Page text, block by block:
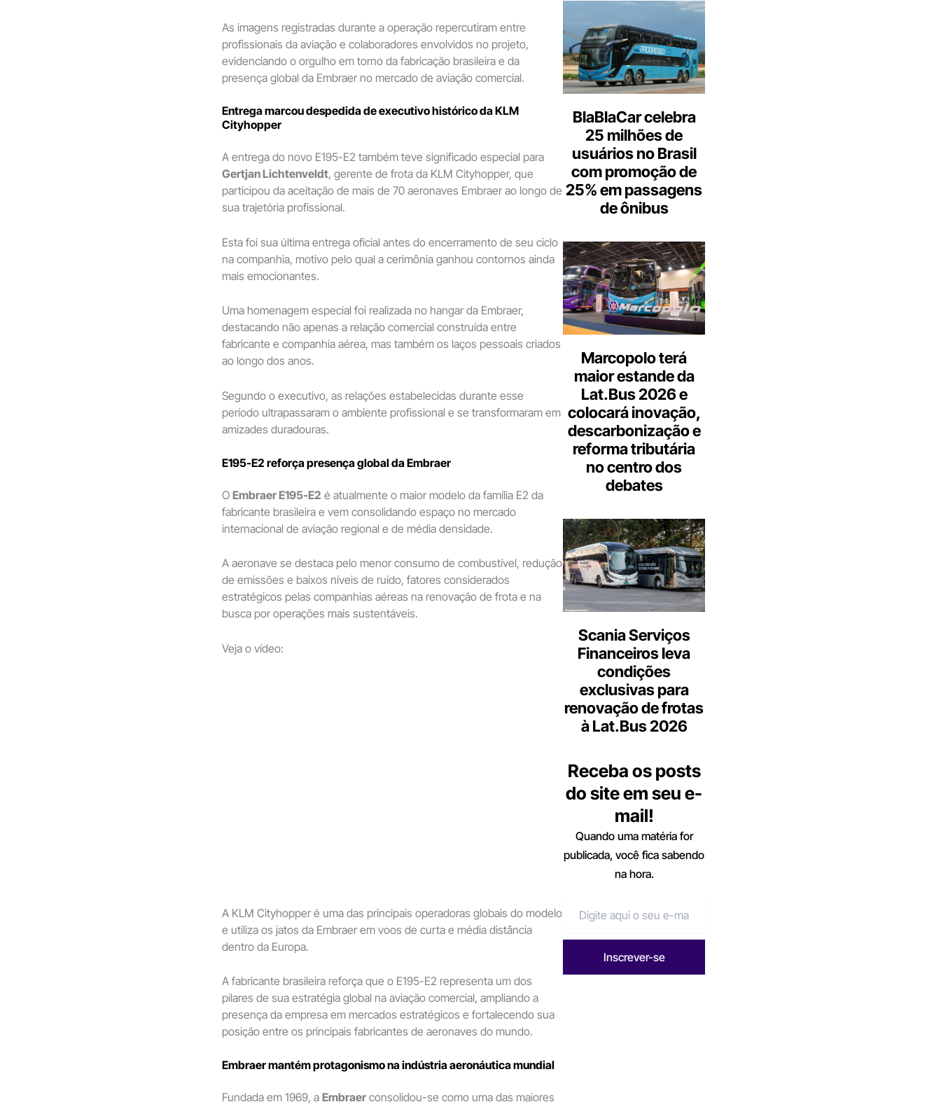
As imagens registradas durante a operação repercutiram entre
profissionais da aviação e colaboradores envolvidos no projeto,
evidenciando o orgulho em torno da fabricação brasileira e da
presença global da Embraer no mercado de aviação comercial.
Entrega marcou despedida de executivo histórico da KLM
Cityhopper
A entrega do novo E195-E2 também teve significado especial para
Gertjan Lichtenveldt, gerente de frota da KLM Cityhopper, que
participou da aceitação de mais de 70 aeronaves Embraer ao longo de
sua trajetória profissional.
Esta foi sua última entrega oficial antes do encerramento de seu ciclo
na companhia, motivo pelo qual a cerimônia ganhou contornos ainda
mais emocionantes.
Uma homenagem especial foi realizada no hangar da Embraer,
destacando não apenas a relação comercial construída entre
fabricante e companhia aérea, mas também os laços pessoais criados
ao longo dos anos.
Segundo o executivo, as relações estabelecidas durante esse
período ultrapassaram o ambiente profissional e se transformaram em
amizades duradouras.
E195-E2 reforça presença global da Embraer
O Embraer E195-E2 é atualmente o maior modelo da família E2 da
fabricante brasileira e vem consolidando espaço no mercado
internacional de aviação regional e de média densidade.
A aeronave se destaca pelo menor consumo de combustível, redução
de emissões e baixos níveis de ruído, fatores considerados
estratégicos pelas companhias aéreas na renovação de frota e na
busca por operações mais sustentáveis.
Veja o vídeo:
A KLM Cityhopper é uma das principais operadoras globais do modelo
e utiliza os jatos da Embraer em voos de curta e média distância
dentro da Europa.
A fabricante brasileira reforça que o E195-E2 representa um dos
pilares de sua estratégia global na aviação comercial, ampliando a
presença da empresa em mercados estratégicos e fortalecendo sua
posição entre os principais fabricantes de aeronaves do mundo.
Embraer mantém protagonismo na indústria aeronáutica mundial
Fundada em 1969, a Embraer consolidou-se como uma das maiores
BlaBlaCar celebra
25 milhões de
usuários no Brasil
com promoção de
25% em passagens
de ônibus
Marcopolo terá
maior estande da
Lat.Bus 2026 e
colocará inovação,
descarbonização e
reforma tributária
no centro dos
debates
Scania Serviços
Financeiros leva
condições
exclusivas para
renovação de frotas
à Lat.Bus 2026
Receba os posts
do site em seu e-
mail!
Quando uma matéria for
publicada, você fica sabendo
na hora.
Inscrever-se